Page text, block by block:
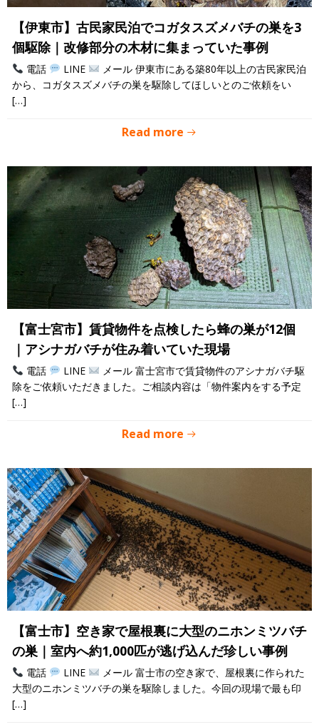
【伊東市】古民家民泊でコガタスズメバチの巣を3
個駆除｜改修部分の木材に集まっていた事例
電話 LINE
メール 伊東市にある築80年以上の古民家民泊
から、コガタスズメバチの巣を駆除してほしいとのご依頼をい
[…]
Read more
【富士宮市】賃貸物件を点検したら蜂の巣が12個
｜アシナガバチが住み着いていた現場
電話 LINE
メール 富士宮市で賃貸物件のアシナガバチ駆
除をご依頼いただきました。ご相談内容は「物件案内をする予定
[…]
Read more
【富士市】空き家で屋根裏に大型のニホンミツバチ
の巣｜室内へ約1,000匹が逃げ込んだ珍しい事例
電話 LINE
メール 富士市の空き家で、屋根裏に作られた
大型のニホンミツバチの巣を駆除しました。今回の現場で最も印
[…]